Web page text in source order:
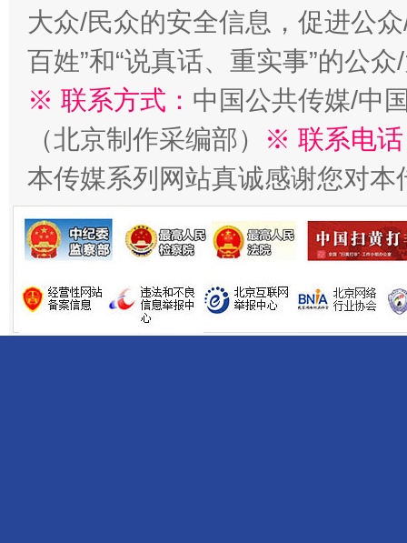
受贿1.44亿！段成刚被判无期 从幼
大众/民众的安全信息，促进公
百姓”和“说真话、重实事”的公
※ 联系方式： 中国公共传媒/中
（北京制作采编部）
※ 联系电
本传媒系列网站真诚感谢您对